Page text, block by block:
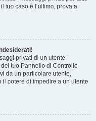
tuo caso è l’ultimo, prova a
privati ​​di un utente
tuo Pannello di Controllo
da un particolare utente,
potere di impedire a un utente